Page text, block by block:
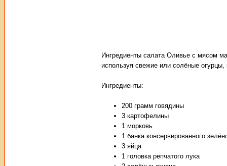
Ингредиенты салата Оливье с мясом
используя свежие или солёные огурцы,
Ингредиенты:
200 грамм говядины
3 картофелины
1 морковь
1 банка консервированного
3 яйца
1 головка репчатого лука